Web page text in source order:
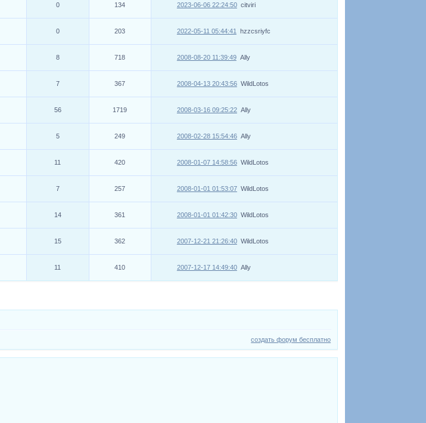
0 134 2023-06-06 22:24:50 citviri
0 203 2022-05-11 05:44:41 hzzcsriyfc
8 718 2008-08-20 11:39:49 Ally
7 367 2008-04-13 20:43:56 WildLotos
56 1719 2008-03-16 09:25:22 Ally
5 249 2008-02-28 15:54:46 Ally
11 420 2008-01-07 14:58:56 WildLotos
7 257 2008-01-01 01:53:07 WildLotos
14 361 2008-01-01 01:42:30 WildLotos
15 362 2007-12-21 21:26:40 WildLotos
11 410 2007-12-17 14:49:40 Ally
создать форум бесплатно